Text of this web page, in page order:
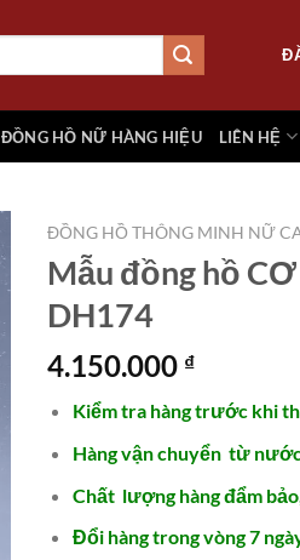
ĐỒNG HỒ NỮ HÀNG HIỆU LIÊN HỆ
ĐỒNG HỒ THÔNG MINH NỮ
Mẫu đồng hồ
DH174
4.150.000 ₫
Kiểm tra hàng trước khi
Hàng vận chuyển từ
Chất lượng hàng đẩm bảo,
Đổi hàng trong vòng 7